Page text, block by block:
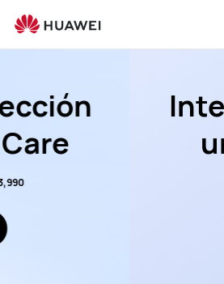
de
Servicio
Intercambia
un cupón